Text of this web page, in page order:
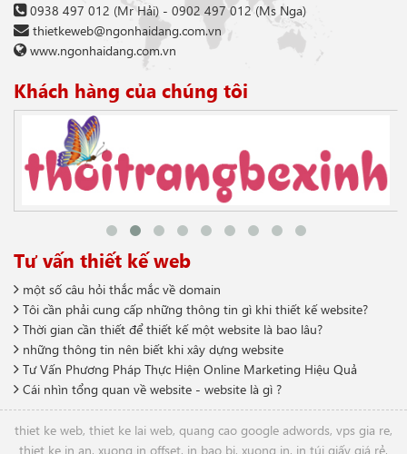
0938 497 012 (Mr Hải) - 0902 497 012(Ms Nga)
thietkeweb@ngonhaidang.com.vn
www.ngonhaidang.com.vn
Khách hàng của chúng tôi
Tư vấn thiết kế web
một số câu hỏi thắc mắc về domain
Tôi cần phải cung cấp những thông tin gì khi thiết kế website?
Thời gian cần thiết để thiết kế một website là bao lâu?
những thông tin nên biết khi xây dựng website
Tư Vấn Phương Pháp Thực Hiện Online Marketing Hiệu Quả
Cái nhìn tổng quan về website - website là gì ?
thiet ke web, thiet ke lai web, quang cao google adwords, vps gia re,
thiet ke in an, xuong in offset, in bao bi, xuong in, in túi giấy giá rẻ,